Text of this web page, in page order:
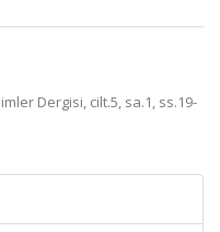
Dergisi, cilt.5, sa.1, ss.19-